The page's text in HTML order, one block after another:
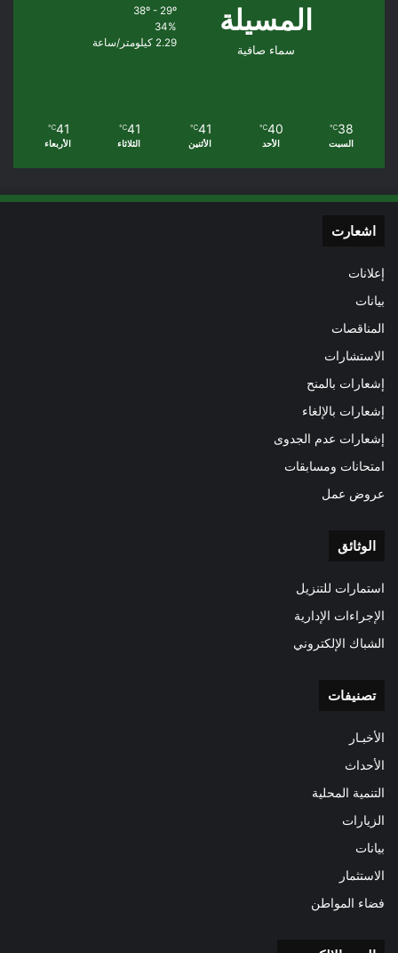
المسيلة
سماء صافية
38º - 29º
34%
2.29 كيلومتر/ساعة
38
℃
السبت
40
℃
الأحد
41
℃
الأثنين
41
℃
الثلاثاء
41
℃
الأربعاء
اشعارت
إعلانات
بيانات
المناقصات
الاستشارات
إشعارات بالمنح
إشعارات بالإلغاء
إشعارات عدم الجدوى
امتحانات ومسابقات
عروض عمل
الوثائق
استمارات للتنزيل
الإجراءات الإدارية
الشباك الإلكتروني
تصنيفات
الأخبـار
الأحداث
التنمية المحلية
الزيارات
بيانات
الاستثمار
فضاء المواطن